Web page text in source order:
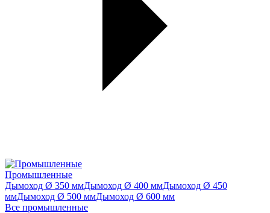
Промышленные
Дымоход Ø 350 ммДымоход Ø 400 ммДымоход Ø 450
ммДымоход Ø 500 ммДымоход Ø 600 мм
Все промышленные